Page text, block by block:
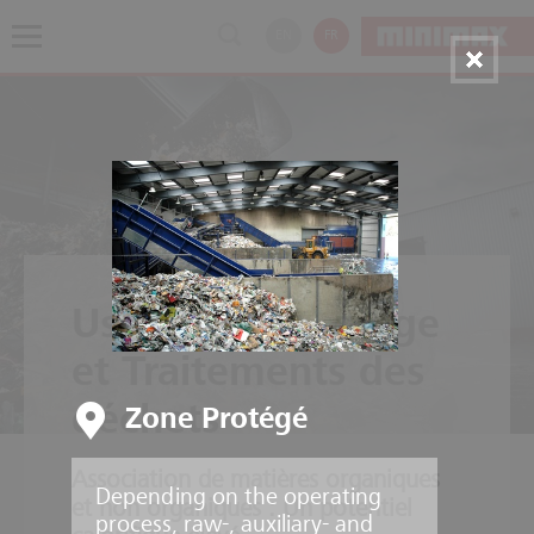
Usine de Recyclage
déchets
Association de matières organiques
et non organiques : Un potentiel
Zone Protégé
Depending on the operating
process, raw-, auxiliary- and